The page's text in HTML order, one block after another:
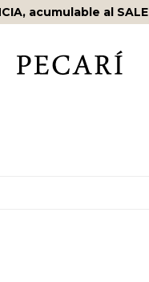
acumulable al SALE